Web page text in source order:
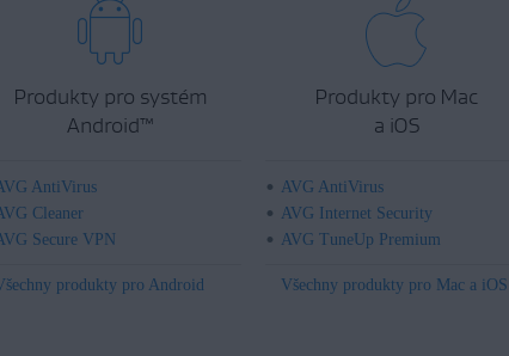
Produkty pro systém
Android™
AntiVirus
Cleaner
Secure VPN
produkty pro Android
Produkty pro Mac
a iOS
AVG AntiVirus
AVG Internet Security
AVG TuneUp Premium
Všechny produkty pro Mac a iOS